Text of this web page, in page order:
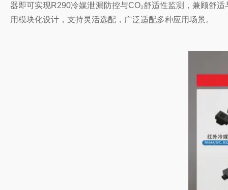
器即可实现R290冷媒泄漏防控与CO₂舒适性监测，兼顾舒
用模块化设计，支持灵活选配，广泛适配多种应用场景。